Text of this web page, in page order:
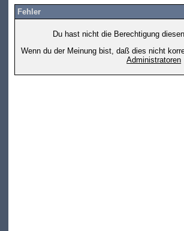
Fehler
Du hast nicht die Berechtigung
Wenn du der Meinung bist, daß dies nicht
Administratoren